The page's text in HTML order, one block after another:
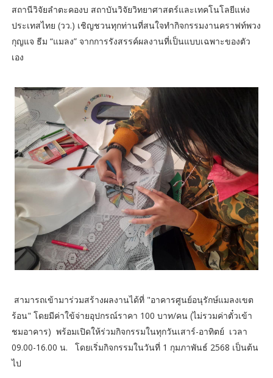
สถานีวิจัยลำตะคองบ สถาบันวิจัยวิทยาศาสตร์และเทคโนโลยีแห่ง
ประเทสไทย (วว.) เชิญชวนทุกท่านที่สนใจทำกิจกรรมงานคราฟท์พวง
กุญแจ ธีม “แมลง” จากการรังสรรค์ผลงานที่เป็นแบบเฉพาะของตัว
เอง
สามารถเข้ามาร่วมสร้างผลงานได้ที่ "อาคารศูนย์อนุรักษ์แมลงเขต
ร้อน" โดยมีค่าใข้จ่ายอุปกรณ์ราคา 100 บาท/คน (ไม่รวมค่าตั๋วเข้า
ชมอาคาร) พร้อมเปิดให้ร่วมกิจกรรมในทุกวันเสาร์-อาทิตย์ เวลา
09.00-16.00 น. โดยเริ่มกิจกรรมในวันที่ 1 กุมภาพันธ์ 2568 เป็นต้น
ไป